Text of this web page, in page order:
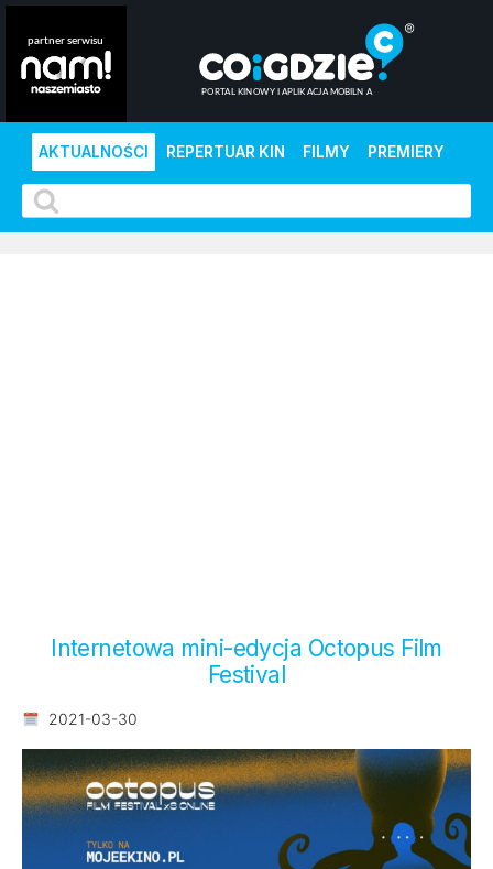
AKTUALNOŚCI REPERTUAR KIN FILMY PREMIERY
Internetowa mini-edycja Octopus Film
Festival
2021-03-30